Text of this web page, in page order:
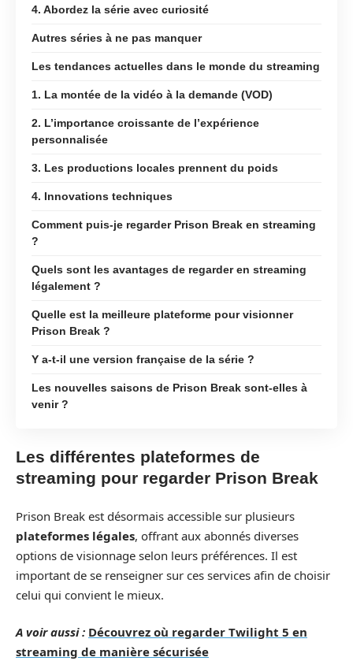
4. Abordez la série avec curiosité
Autres séries à ne pas manquer
Les tendances actuelles dans le monde du streaming
1. La montée de la vidéo à la demande (VOD)
2. L’importance croissante de l’expérience
personnalisée
3. Les productions locales prennent du poids
4. Innovations techniques
Comment puis-je regarder Prison Break en streaming
?
Quels sont les avantages de regarder en streaming
légalement ?
Quelle est la meilleure plateforme pour visionner
Prison Break ?
Y a-t-il une version française de la série ?
Les nouvelles saisons de Prison Break sont-elles à
venir ?
Les différentes plateformes de
streaming pour regarder Prison Break
Prison Break est désormais accessible sur plusieurs
plateformes légales, offrant aux abonnés diverses
options de visionnage selon leurs préférences. Il est
important de se renseigner sur ces services afin de choisir
celui qui convient le mieux.
A voir aussi : Découvrez où regarder Twilight 5 en
streaming de manière sécurisée